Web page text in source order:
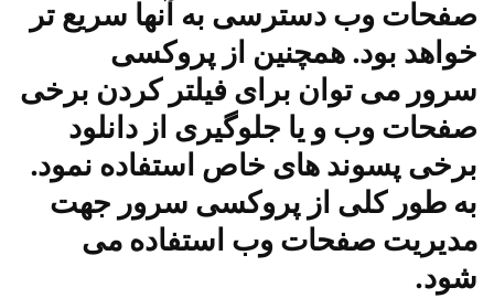
صفحات وب دسترسی به آنها سریع تر
خواهد بود. همچنین از پروکسی
سرور می توان برای فیلتر کردن برخی
صفحات وب و یا جلوگیری از دانلود
برخی پسوند های خاص استفاده نمود.
به طور کلی از پروکسی سرور جهت
مدیریت صفحات وب استفاده می
شود.